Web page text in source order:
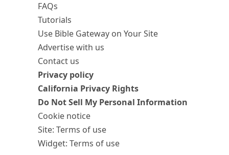
FAQs
Tutorials
Use Bible Gateway on Your Site
Advertise with us
Contact us
Privacy policy
California Privacy Rights
Do Not Sell My Personal Information
Cookie notice
Site: Terms of use
Widget: Terms of use